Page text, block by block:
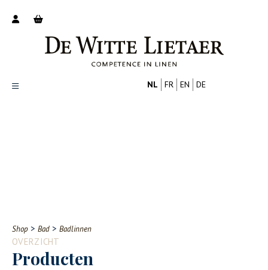
Contact
NL FR EN DE
Shop > Bad > Badlinnen
OVERZICHT
Producten